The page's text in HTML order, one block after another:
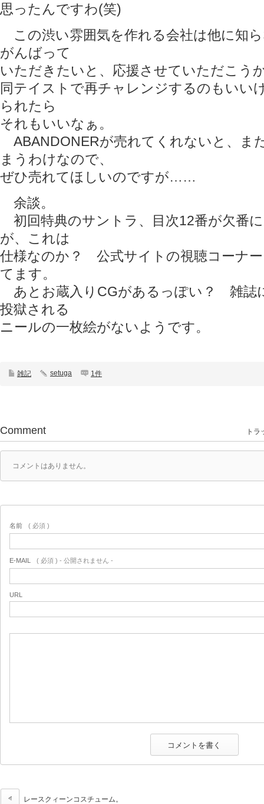
思ったんですわ(笑)
この渋い雰囲気を作れる会社は他に知
がんばって
いただきたいと、応援させていただこう
同テイストで再チャレンジするのもいい
られたら
それもいいなぁ。
ABANDONERが売れてくれないと、ま
まうわけなので、
ぜひ売れてほしいのですが……
余談。
初回特典のサントラ、目次12番が欠番
が、これは
仕様なのか？ 公式サイトの視聴コーナ
てます。
あとお蔵入りCGがあるっぽい？ 雑誌
投獄される
ニールの一枚絵がないようです。
雑記 setuga 1件
Comment トラ
コメントはありません。
名前 ( 必須 )
E-MAIL ( 必須 ) - 公開されません -
URL
レースクィーンコスチューム。